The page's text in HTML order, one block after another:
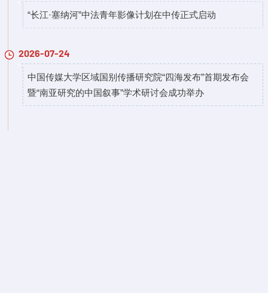
“长江·塞纳河”中法青年影像计划在中传正式启动
2026-07-24
中国传媒大学区域国别传播研究院“四海发布”首期发布会
暨“南亚研究的中国叙事”学术研讨会成功举办